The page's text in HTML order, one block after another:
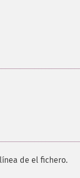
de el fichero.